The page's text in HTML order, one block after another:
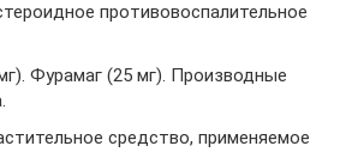
противовоспалительное
Фурамаг (25 мг). Производные
средство, применяемое